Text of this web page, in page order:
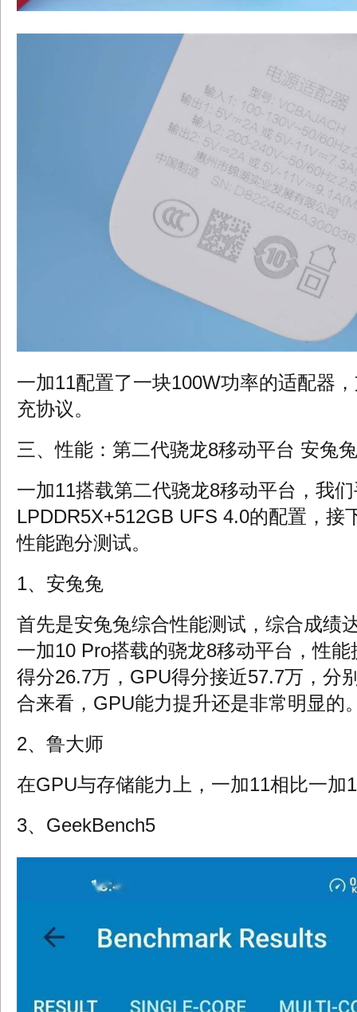
一加11配置了一块100W功率的适配器
充协议。
三、性能：第二代骁龙8移动平台 安兔
一加11搭载第二代骁龙8移动平台，我
LPDDR5X+512GB UFS 4.0的配置，接
性能跑分测试。
1、安兔兔
首先是安兔兔综合性能测试，综合成绩
一加10 Pro搭载的骁龙8移动平台，性
得分26.7万，GPU得分接近57.7万，分
合来看，GPU能力提升还是非常明显的
2、鲁大师
在GPU与存储能力上，一加11相比一加
3、GeekBench5